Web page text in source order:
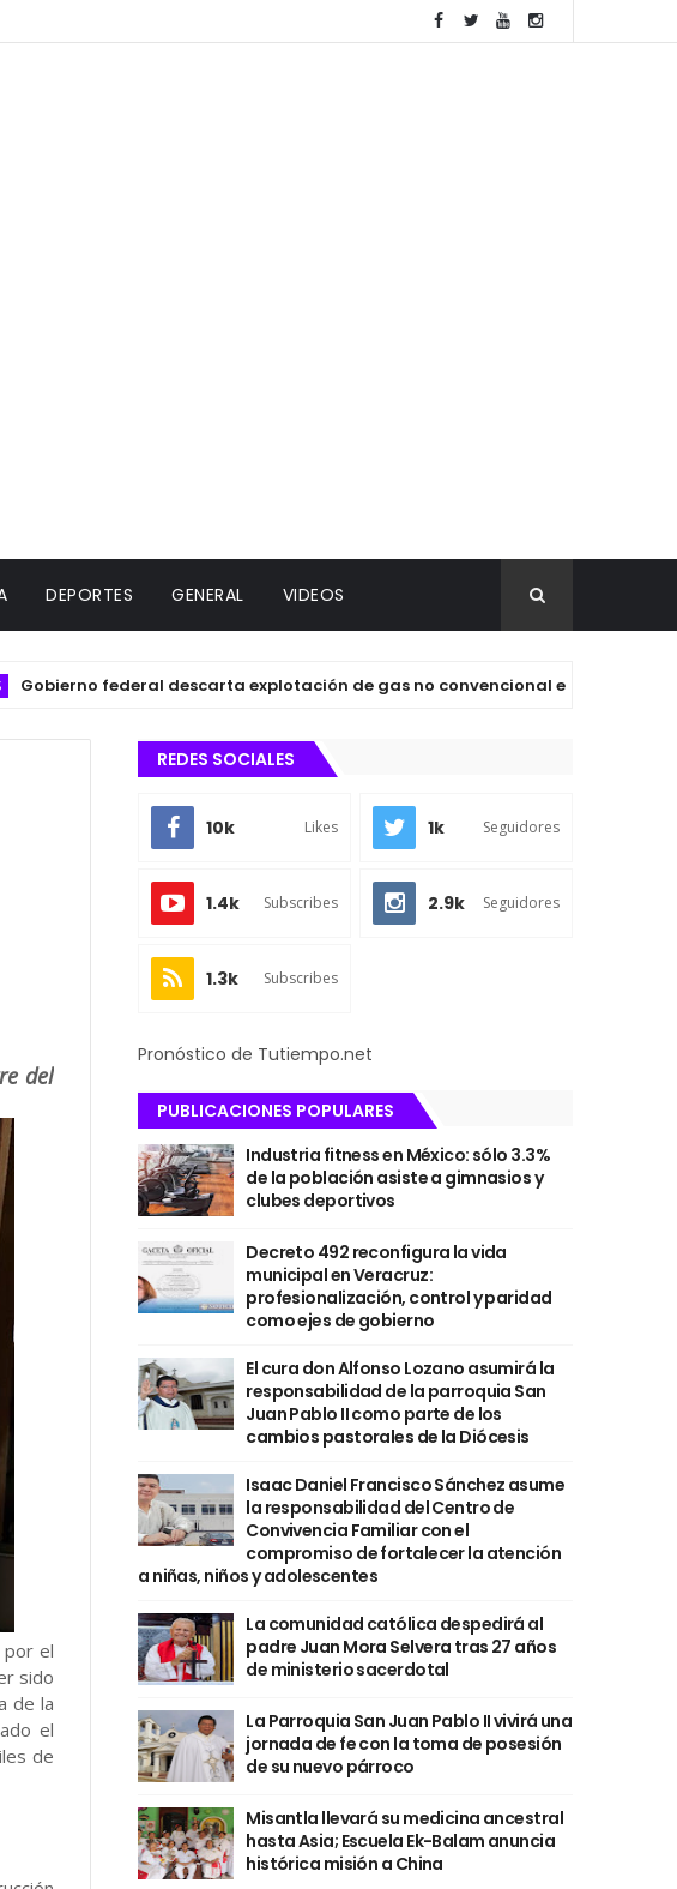
DEPORTES GENERAL VIDEOS
federal descarta explotación de gas no convencional en la cuenca
del
el
sido
de la
el
de
REDES SOCIALES
10k Likes 1k Seguidores
1.4k Subscribes 2.9k Seguidores
1.3k Subscribes
Pronóstico de Tutiempo.net
PUBLICACIONES POPULARES
Industria fitness en México: sólo 3.3%
de la población asiste a gimnasios y
clubes deportivos
Decreto 492 reconfigura la vida
municipal en Veracruz:
profesionalización, control y paridad
como ejes de gobierno
El cura don Alfonso Lozano asumirá la
responsabilidad de la parroquia San
Juan Pablo II como parte de los
cambios pastorales de la Diócesis
Isaac Daniel Francisco Sánchez asume
la responsabilidad del Centro de
Convivencia Familiar con el
compromiso de fortalecer la atención
a niñas, niños y adolescentes
La comunidad católica despedirá al
padre Juan Mora Selvera tras 27 años
de ministerio sacerdotal
La Parroquia San Juan Pablo II vivirá una
jornada de fe con la toma de posesión
de su nuevo párroco
Misantla llevará su medicina ancestral
hasta Asia; Escuela Ek-Balam anuncia
histórica misión a China